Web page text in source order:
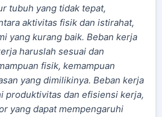
tubuh yang tidak tepat,
aktivitas fisik dan istirahat,
yang kurang baik. Beban kerja
haruslah sesuai dan
fisik, kemampuan
yang dimilikinya. Beban kerja
produktivitas dan efisiensi kerja,
yang dapat mempengaruhi